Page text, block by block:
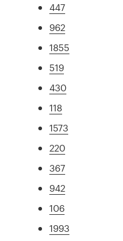
447
962
1855
519
430
118
1573
220
367
942
106
1993